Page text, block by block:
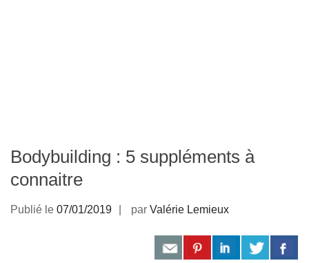
Bodybuilding : 5 suppléments à
connaitre
Publié le 07/01/2019 par Valérie Lemieux